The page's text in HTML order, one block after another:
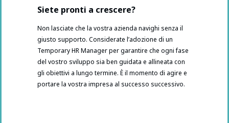
Siete pronti a crescere?
Non lasciate che la vostra azienda navighi senza il
giusto supporto. Considerate l’adozione di un
Temporary HR Manager per garantire che ogni fase
del vostro sviluppo sia ben guidata e allineata con
gli obiettivi a lungo termine. È il momento di agire e
portare la vostra impresa al successo successivo.